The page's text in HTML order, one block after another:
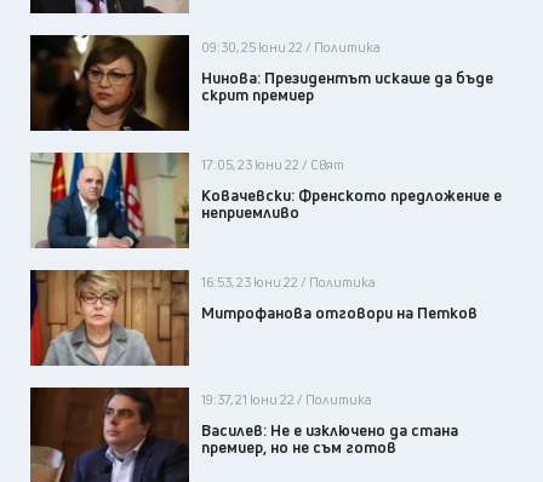
09:30, 25 юни 22 / Политика
Нинова: Президентът искаше да бъде
скрит премиер
17:05, 23 юни 22 / Свят
Ковачевски: Френското предложение е
неприемливо
16:53, 23 юни 22 / Политика
Митрофанова отговори на Петков
19:37, 21 юни 22 / Политика
Василев: Не е изключено да стана
премиер, но не съм готов